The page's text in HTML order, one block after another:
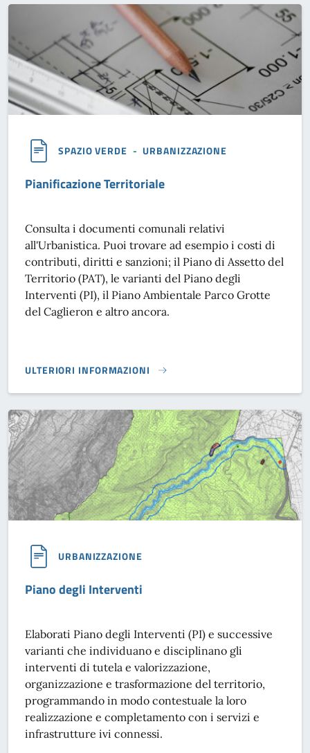
SPAZIO VERDE - URBANIZZAZIONE
Pianificazione Territoriale
Consulta i documenti comunali relativi
all'Urbanistica. Puoi trovare ad esempio i costi di
contributi, diritti e sanzioni; il Piano di Assetto del
Territorio (PAT), le varianti del Piano degli
Interventi (PI), il Piano Ambientale Parco Grotte
del Caglieron e altro ancora.
ULTERIORI INFORMAZIONI
PIANIFICAZIONE TERRITORIALE}
URBANIZZAZIONE
Piano degli Interventi
Elaborati Piano degli Interventi (PI) e successive
varianti che individuano e disciplinano gli
interventi di tutela e valorizzazione,
organizzazione e trasformazione del territorio,
programmando in modo contestuale la loro
realizzazione e completamento con i servizi e
infrastrutture ivi connessi.